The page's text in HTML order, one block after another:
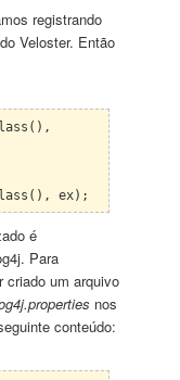
registrando
Veloster. Então
ex);
é
Para
criado um arquivo
nos
conteúdo: